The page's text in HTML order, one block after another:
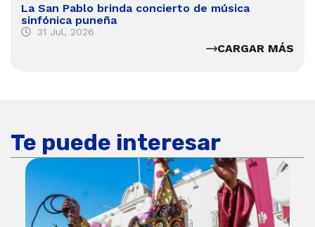
La San Pablo brinda concierto de música
sinfónica puneña
31 Jul, 2026
CARGAR MÁS
Te puede interesar